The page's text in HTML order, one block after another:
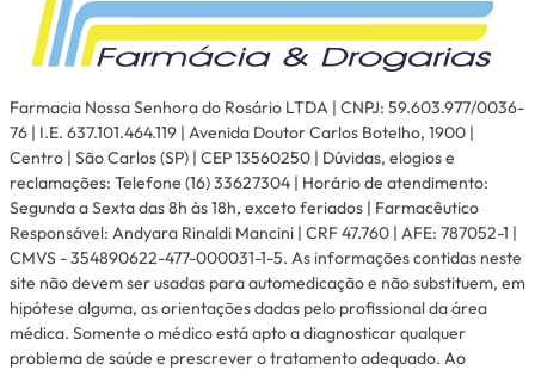
Farmacia Nossa Senhora do Rosário LTDA | CNPJ: 59.603.977/0036-
76 | I.E. 637.101.464.119 | Avenida Doutor Carlos Botelho, 1900 |
Centro | São Carlos (SP) | CEP 13560250 | Dúvidas, elogios e
reclamações: Telefone (16) 33627304 | Horário de atendimento:
Segunda a Sexta das 8h às 18h, exceto feriados | Farmacêutico
Responsável: Andyara Rinaldi Mancini | CRF 47.760 | AFE: 787052-1 |
CMVS - 354890622-477-000031-1-5. As informações contidas neste
site não devem ser usadas para automedicação e não substituem, em
hipótese alguma, as orientações dadas pelo profissional da área
médica. Somente o médico está apto a diagnosticar qualquer
problema de saúde e prescrever o tratamento adequado. Ao